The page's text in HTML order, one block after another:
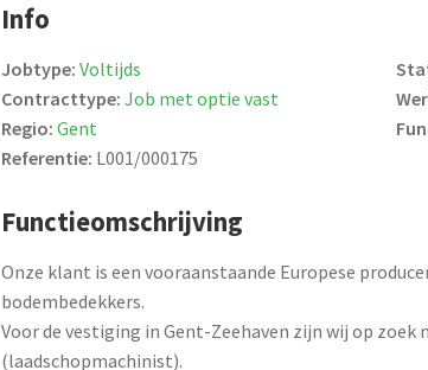
Info
Jobtype:Voltijds
Contracttype:Job met optie vast
Regio:Gent
Referentie: L001/000175
Functieomschrijving
Onze klant is een vooraanstaande Europese
bodembedekkers.
Voor de vestiging in Gent-Zeehaven zijn wij op zoek
(laadschopmachinist).